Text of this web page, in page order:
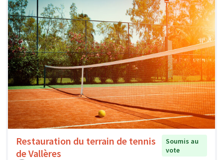
Restauration du terrain de tennis
de Vallères
Soumis au
vote